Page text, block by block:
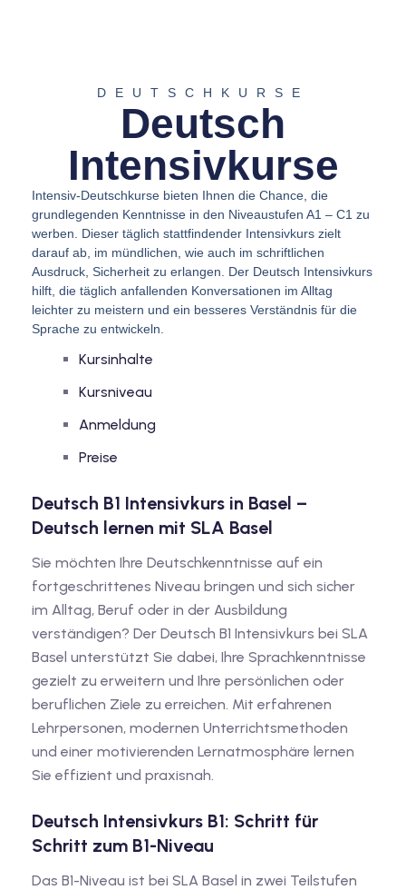
DEUTSCHKURSE
Deutsch
Intensivkurse
Intensiv-Deutschkurse bieten Ihnen die Chance, die
grundlegenden Kenntnisse in den Niveaustufen A1 – C1 zu
werben. Dieser täglich stattfindender Intensivkurs zielt
darauf ab, im mündlichen, wie auch im schriftlichen
Ausdruck, Sicherheit zu erlangen. Der Deutsch Intensivkurs
hilft, die täglich anfallenden Konversationen im Alltag
leichter zu meistern und ein besseres Verständnis für die
Sprache zu entwickeln.
Kursinhalte
Kursniveau
Anmeldung
Preise
Deutsch B1 Intensivkurs in Basel –
Deutsch lernen mit SLA Basel
Sie möchten Ihre Deutschkenntnisse auf ein
fortgeschrittenes Niveau bringen und sich sicher
im Alltag, Beruf oder in der Ausbildung
verständigen? Der Deutsch B1 Intensivkurs bei SLA
Basel unterstützt Sie dabei, Ihre Sprachkenntnisse
gezielt zu erweitern und Ihre persönlichen oder
beruflichen Ziele zu erreichen. Mit erfahrenen
Lehrpersonen, modernen Unterrichtsmethoden
und einer motivierenden Lernatmosphäre lernen
Sie effizient und praxisnah.
Deutsch Intensivkurs B1: Schritt für
Schritt zum B1-Niveau
Das B1-Niveau ist bei SLA Basel in zwei Teilstufen